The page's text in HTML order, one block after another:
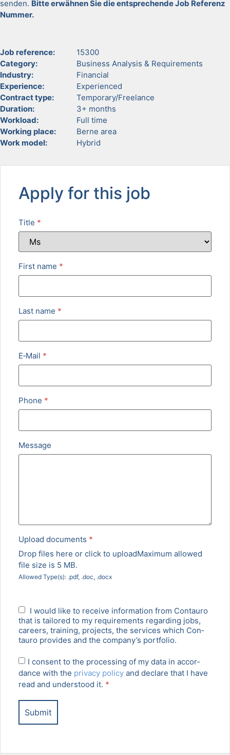
senden. Bitte erwäh­nen Sie die entsprechende Job Ref­erenz
Num­mer.
Job ref­er­ence:
15300
Cat­e­go­ry:
Busi­ness Analy­sis & Require­ments
Indus­try:
Finan­cial
Expe­ri­ence:
Expe­ri­enced
Con­tract type:
Temporary/Freelance
Dura­tion:
3+ months
Work­load:
Full time
Work­ing place:
Berne area
Work mod­el:
Hybrid
Apply for this job
Title *
First name *
Last name *
E‑Mail *
Phone *
Mes­sage
Upload doc­u­ments *
Drop files here or click to uploadMax­i­mum allowed
file size is 5 MB.
Allowed Type(s): .pdf, .doc, .docx
I would like to receive infor­ma­tion from Con­tau­ro
that is tai­lored to my require­ments regard­ing jobs,
careers, train­ing, projects, the ser­vices which Con­
tau­ro pro­vides and the company’s port­fo­lio.
I con­sent to the pro­cess­ing of my data in accor­
dance with the pri­va­cy pol­i­cy and declare that I have
read and under­stood it. *